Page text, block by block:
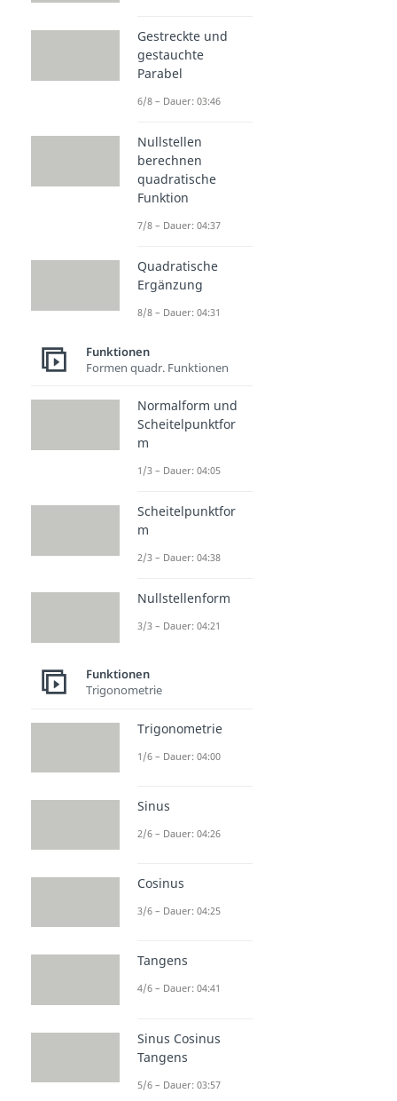
Gestreckte und
gestauchte
Parabel
6/8 – Dauer: 03:46
Nullstellen
berechnen
quadratische
Funktion
7/8 – Dauer: 04:37
Quadratische
Ergänzung
8/8 – Dauer: 04:31
Funktionen
Formen quadr. Funktionen
Normalform und
Scheitelpunktfor
m
1/3 – Dauer: 04:05
Scheitelpunktfor
m
2/3 – Dauer: 04:38
Nullstellenform
3/3 – Dauer: 04:21
Funktionen
Trigonometrie
Trigonometrie
1/6 – Dauer: 04:00
Sinus
2/6 – Dauer: 04:26
Cosinus
3/6 – Dauer: 04:25
Tangens
4/6 – Dauer: 04:41
Sinus Cosinus
Tangens
5/6 – Dauer: 03:57